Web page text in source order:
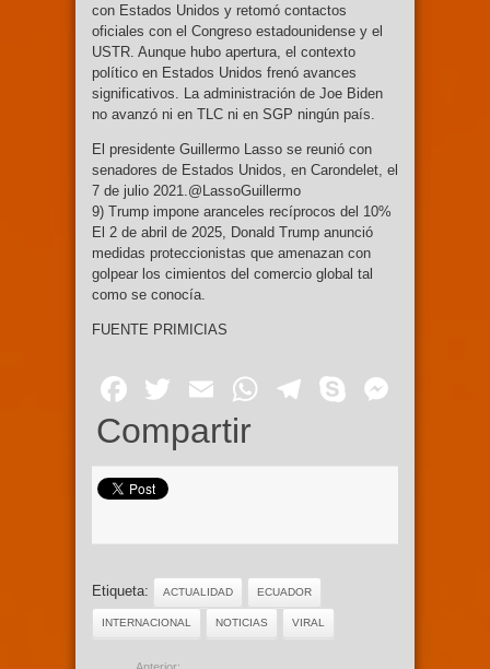
con Estados Unidos y retomó contactos
oficiales con el Congreso estadounidense y el
USTR. Aunque hubo apertura, el contexto
político en Estados Unidos frenó avances
significativos. La administración de Joe Biden
no avanzó ni en TLC ni en SGP ningún país.
El presidente Guillermo Lasso se reunió con
senadores de Estados Unidos, en Carondelet, el
7 de julio 2021.@LassoGuillermo
9) Trump impone aranceles recíprocos del 10%
El 2 de abril de 2025, Donald Trump anunció
medidas proteccionistas que amenazan con
golpear los cimientos del comercio global tal
como se conocía.
FUENTE PRIMICIAS
Facebook
Twitter
EmailWhatsApp
Telegram
Skype
Compartir
Etiqueta: ACTUALIDAD ECUADOR
INTERNACIONAL NOTICIAS VIRAL